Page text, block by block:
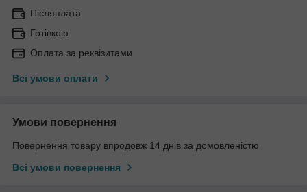
Післяплата
Готівкою
Оплата за реквізитами
Всі умови оплати
Умови повернення
Повернення товару впродовж 14 днів за домовленістю
Всі умови повернення